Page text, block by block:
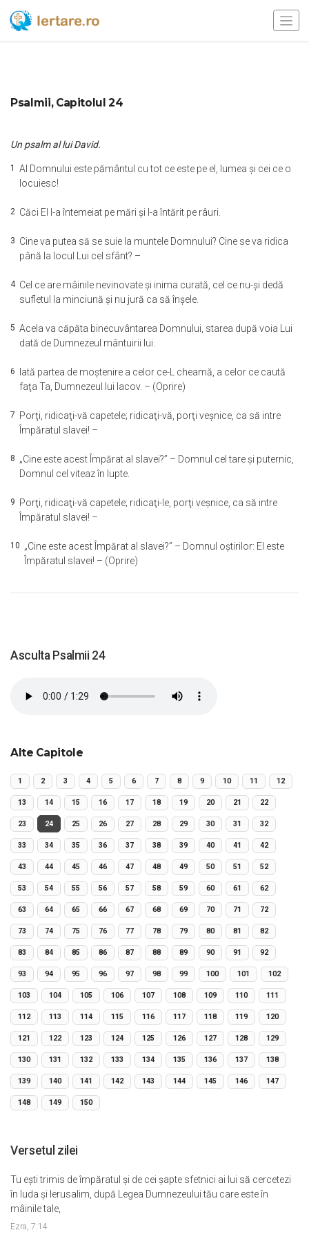
Psalmii, Capitolul 24
Un psalm al lui David.
1 Al Domnului este pământul cu tot ce este pe el, lumea şi cei ce o
locuiesc!
2 Căci El l-a întemeiat pe mări şi l-a întărit pe râuri.
3 Cine va putea să se suie la muntele Domnului? Cine se va ridica
până la locul Lui cel sfânt? –
4 Cel ce are mâinile nevinovate şi inima curată, cel ce nu-şi dedă
sufletul la minciună şi nu jură ca să înşele.
5 Acela va căpăta binecuvântarea Domnului, starea după voia Lui
dată de Dumnezeul mântuirii lui.
6
Iată partea de moştenire a celor ce-L cheamă, a celor ce caută
faţa Ta, Dumnezeul lui Iacov. – (Oprire)
7 Porţi, ridicaţi-vă capetele; ridicaţi-vă, porţi veşnice, ca să intre
Împăratul slavei! –
8 „Cine este acest Împărat al slavei?” – Domnul cel tare şi puternic,
Domnul cel viteaz în lupte.
9 Porţi, ridicaţi-vă capetele; ridicaţi-le, porţi veşnice, ca să intre
Împăratul slavei! –
10 „Cine este acest Împărat al slavei?” – Domnul oştirilor: El este
Împăratul slavei! – (Oprire)
Asculta Psalmii 24
Alte Capitole
1 2 3 4 5 6 7 8 9 10 11 12
13 14 15 16 17 18 19 20 21 22
23 24 25 26 27 28 29 30 31 32
33 34 35 36 37 38 39 40 41 42
43 44 45 46 47 48 49 50 51 52
53 54 55 56 57 58 59 60 61 62
63 64 65 66 67 68 69 70 71 72
73 74 75 76 77 78 79 80 81 82
83 84 85 86 87 88 89 90 91 92
93 94 95 96 97 98 99 100 101 102
103 104 105 106 107 108 109 110 111
112 113 114 115 116 117 118 119 120
121 122 123 124 125 126 127 128 129
130 131 132 133 134 135 136 137 138
139 140 141 142 143 144 145 146 147
148 149 150
Versetul zilei
Tu eşti trimis de împăratul şi de cei şapte sfetnici ai lui să cercetezi
în Iuda şi Ierusalim, după Legea Dumnezeului tău care este în
mâinile tale,
Ezra, 7:14